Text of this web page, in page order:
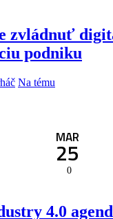
zvládnuť
podniku
Na tému
MAR
25
0
4.0